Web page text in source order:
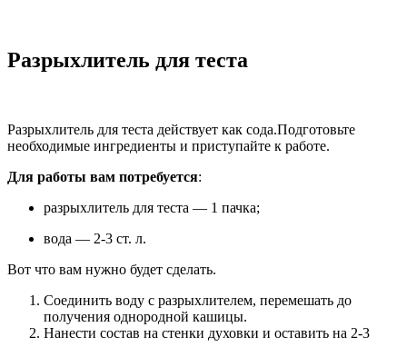
Разрыхлитель для теста
Разрыхлитель для теста действует как сода.Подготовьте
необходимые ингредиенты и приступайте к работе.
Для работы вам потребуется:
разрыхлитель для теста — 1 пачка;
вода — 2-3 ст. л.
Вот что вам нужно будет сделать.
Соединить воду с разрыхлителем, перемешать до
получения однородной кашицы.
Нанести состав на стенки духовки и оставить на 2-3